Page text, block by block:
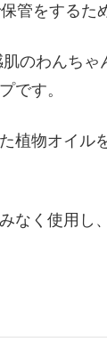
管をするた
のわんち
です。
植物オイル
なく使用し